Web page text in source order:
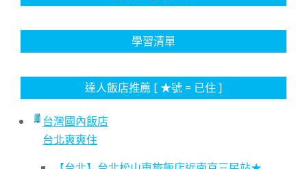
學習清單
達人飯店推薦 [ ★號 = 已住 ]
台灣國內飯店
台北爽爽住